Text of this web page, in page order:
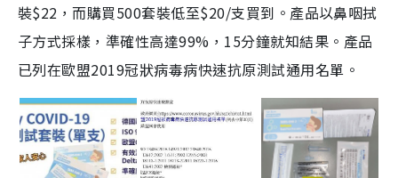
裝$22，而購買500套裝低至$20/支買到。產品以鼻咽拭
子方式採樣，準確性高達99%，15分鐘就知結果。產品
已列在歐盟2019冠狀病毒病快速抗原測試通用名單。